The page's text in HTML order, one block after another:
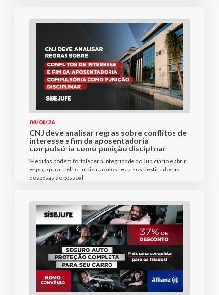
04/08/26
CNJ deve analisar regras sobre conflitos de
interesse e fim da aposentadoria
compulsória como punição disciplinar
Medidas podem fortalecer a integridade do Judiciário e abrir
espaço para melhor utilização dos recursos destinados às
despesas de pessoal